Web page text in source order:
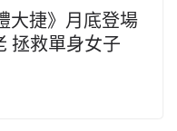
大捷》月底登場
拯救單身女子